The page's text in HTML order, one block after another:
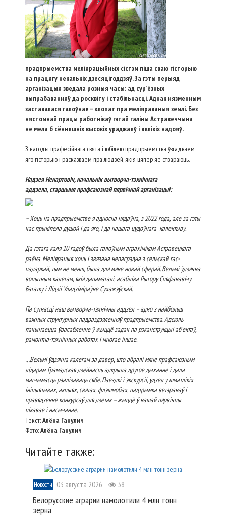
прадпрыемства меліярацый­ных сістэм піша сваю гісторыю
на працягу некалькіх дзесяцігоддзяў. За гэты перыяд
арганізацыя зведала розныя часы: ад сур’ёзных
выпрабаванняў да росквіту і стабільнасці. Аднак нязменным
заставалася галоўнае – клопат пра меліяраваныя землі. Без
нястомнай працы работнікаў гэтай галіны Астравеччына
не мела б сённяшніх высокіх ураджаяў і вялікіх надояў.
З нагоды прафесійнага свята і юбілею прадпрыемства ўзгадваем
яго гісторыю і расказваем пра людзей, якія цяпер яе ствараюць.
Надзея Ненартовіч, начальнік вытворча-тэхнічнага
аддзела, старшыня прафсаюзнай пярвічнай арганізацыі:
– Хоць на прадпрыемстве я адносна нядаўна, з 2022 года, але за гэты
час прыкіпела душой і да яго, і да нашага цудоўнага калектыву.
Да гэтага каля 10 гадоў была галоўным аграхімікам Астравецкага
раёна. Меліярацыя хоць і звязана непасрэдна з сельскай гас­
падаркай, тым не менш, была для мяне новай сферай. Вельмі ўдзячна
вопытным калегам, якія дапамагалі, асабліва Рыгору Сцяфанавічу
Багатку і Лідзіі Уладзіміраўне Сухажэўскай.
Па сутнасці наш вытворча-тэхнічны аддзел – адно з найбольш
важных структурных падраздзяленняў прадпрыемства. Адсюль
пачынаецца ўвасабленне ў жыццё задач па рэканструкцыі аб’ектаў,
рамонтна-тэхнічных работах і многае іншае.
…Вельмі ўдзячна калегам за давер, што абралі мяне прафсаюз­ным
лідарам. Грамадская дзейнасць адкрыла другое дыханне і дала
магчымасць рэалізаваць сябе. Паездкі і экскурсіі, удзел у шматлікіх
ініцыятывах, акцыях, святах, флэшмобах, падтрымка ветэранаў і
правядзенне конкурсаў для дзетак – жыццё ў нашай пярвічцы
цікавае і насычанае.
Текст:Алёна Ганулич
Фото:Алёна Ганулич
Читайте также:
Новости 03 августа 2026 38
Белорусские аграрии намолотили 4 млн тонн
зерна